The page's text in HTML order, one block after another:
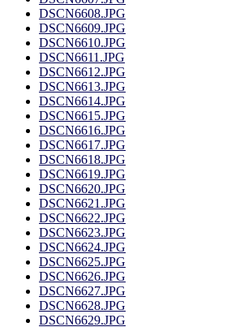
DSCN6608.JPG
DSCN6609.JPG
DSCN6610.JPG
DSCN6611.JPG
DSCN6612.JPG
DSCN6613.JPG
DSCN6614.JPG
DSCN6615.JPG
DSCN6616.JPG
DSCN6617.JPG
DSCN6618.JPG
DSCN6619.JPG
DSCN6620.JPG
DSCN6621.JPG
DSCN6622.JPG
DSCN6623.JPG
DSCN6624.JPG
DSCN6625.JPG
DSCN6626.JPG
DSCN6627.JPG
DSCN6628.JPG
DSCN6629.JPG